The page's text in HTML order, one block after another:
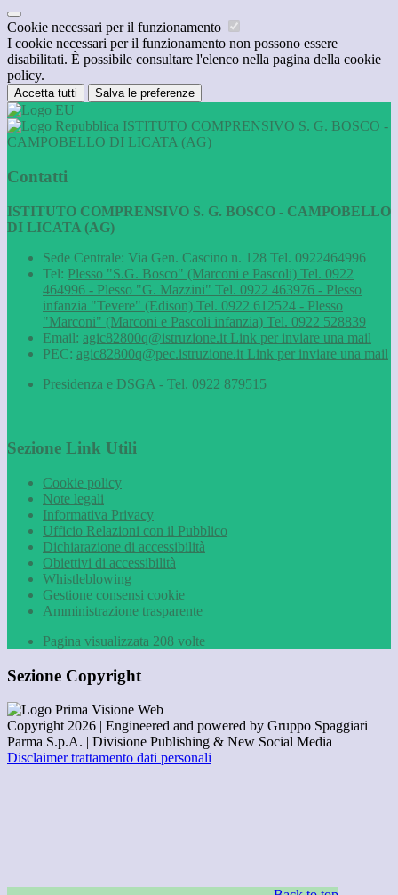
Cookie necessari per il funzionamento
I cookie necessari per il funzionamento non possono essere
disabilitati. È possibile consultare l'elenco nella pagina della cookie
policy.
Accetta tutti Salva le preferenze
ISTITUTO COMPRENSIVO S. G. BOSCO -
CAMPOBELLO DI LICATA (AG)
Contatti
ISTITUTO COMPRENSIVO S. G. BOSCO - CAMPOBELLO
DI LICATA (AG)
Sede Centrale: Via Gen. Cascino n. 128 Tel. 0922464996
Tel: Plesso "S.G. Bosco" (Marconi e Pascoli) Tel. 0922
464996 - Plesso "G. Mazzini" Tel. 0922 463976 - Plesso
infanzia "Tevere" (Edison) Tel. 0922 612524 - Plesso
"Marconi" (Marconi e Pascoli infanzia) Tel. 0922 528839
Email: agic82800q@istruzione.it Link per inviare una mail
PEC: agic82800q@pec.istruzione.it Link per inviare una mail
Presidenza e DSGA - Tel. 0922 879515
Sezione Link Utili
Cookie policy
Note legali
Informativa Privacy
Ufficio Relazioni con il Pubblico
Dichiarazione di accessibilità
Obiettivi di accessibilità
Whistleblowing
Gestione consensi cookie
Amministrazione trasparente
Pagina visualizzata 208 volte
Sezione Copyright
Copyright 2026 | Engineered and powered by Gruppo Spaggiari
Parma S.p.A. | Divisione Publishing & New Social Media
Disclaimer trattamento dati personali